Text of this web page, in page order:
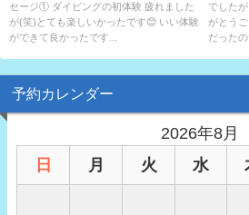
セージ① ダイビングの初体験 疲れました
が(笑)とても楽しいかったです😊 いい体験
ができて良かったです...
でした
がとう
だったの
予約カレンダー
2026年8月
日
月 火 水